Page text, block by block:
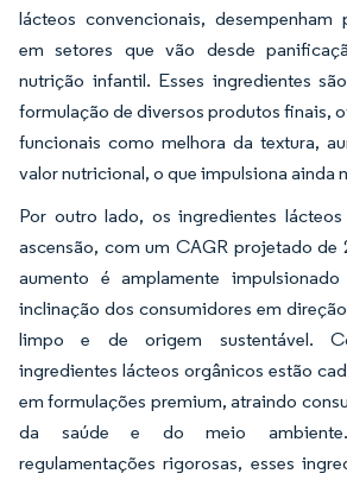
lácteos convencionais, desempenham
em setores que vão desde
nutrição infantil. Esses ingredientes
formulação de diversos produtos finais,
funcionais como melhora da textura,
valor nutricional, o que impulsiona ainda
Por outro lado, os ingredientes
ascensão, com um CAGR projetado de
aumento é amplamente
inclinação dos consumidores em
limpo e de origem sustentável.
ingredientes lácteos orgânicos estão
em formulações premium, atraindo
da saúde e do meio
regulamentações rigorosas, esses